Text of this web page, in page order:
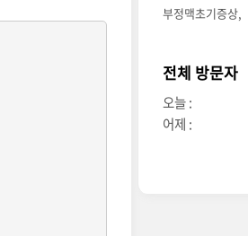
부정맥초기증상
전체 방문자
오늘 :
어제 :